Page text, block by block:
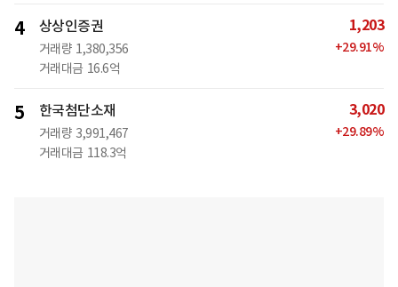
4 상상인증권
거래량 1,380,356
거래대금 16.6억
1,203
+29.91%
5 한국첨단소재
거래량 3,991,467
거래대금 118.3억
3,020
+29.89%